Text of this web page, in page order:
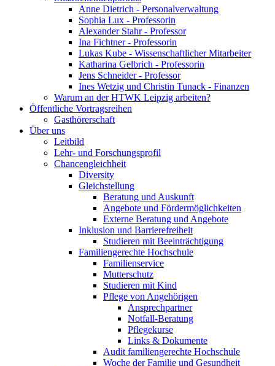
Anne Dietrich - Personalverwaltung
Sophia Lux - Professorin
Alexander Stahr - Professor
Ina Fichtner - Professorin
Lukas Kube - Wissenschaftlicher Mitarbeiter
Katharina Gelbrich - Professorin
Jens Schneider - Professor
Ines Wetzig und Christin Tunack - Finanzen
Warum an der HTWK Leipzig arbeiten?
Öffentliche Vortragsreihen
Gasthörerschaft
Über uns
Leitbild
Lehr- und Forschungsprofil
Chancengleichheit
Diversity
Gleichstellung
Beratung und Auskunft
Angebote und Fördermöglichkeiten
Externe Beratung und Angebote
Inklusion und Barrierefreiheit
Studieren mit Beeinträchtigung
Familiengerechte Hochschule
Familienservice
Mutterschutz
Studieren mit Kind
Pflege von Angehörigen
Ansprechpartner
Notfall-Beratung
Pflegekurse
Links & Dokumente
Audit familiengerechte Hochschule
Woche der Familie und Gesundheit